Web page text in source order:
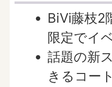
BiVi藤枝2
限定でイ
話題の新
きるコー